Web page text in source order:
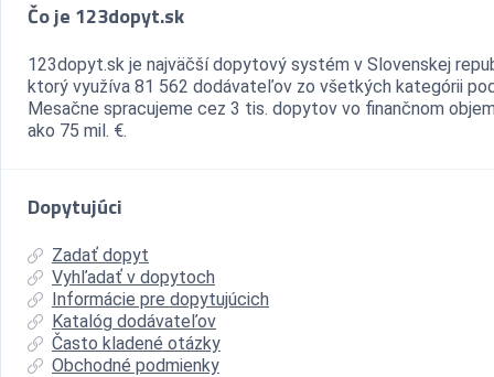
Čo je 123dopyt.sk
123dopyt.sk je najväčší dopytový systém v Slovenskej
ktorý využíva 81 562 dodávateľov zo všetkých kategórii
Mesačne spracujeme cez 3 tis. dopytov vo finančnom
ako 75 mil. €.
Dopytujúci
Zadať dopyt
Vyhľadať v dopytoch
Informácie pre dopytujúcich
Katalóg dodávateľov
Často kladené otázky
Obchodné podmienky